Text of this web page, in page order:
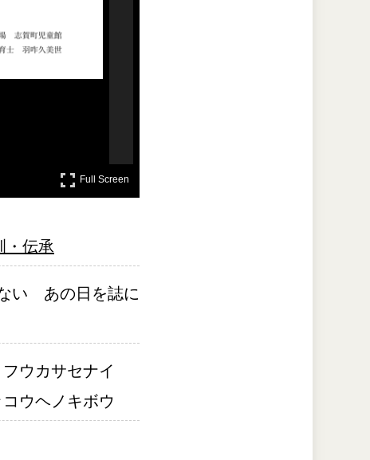
Full Screen
・伝承
い　あの日を誌に
フウカサセナイ
ウヘノキボウ